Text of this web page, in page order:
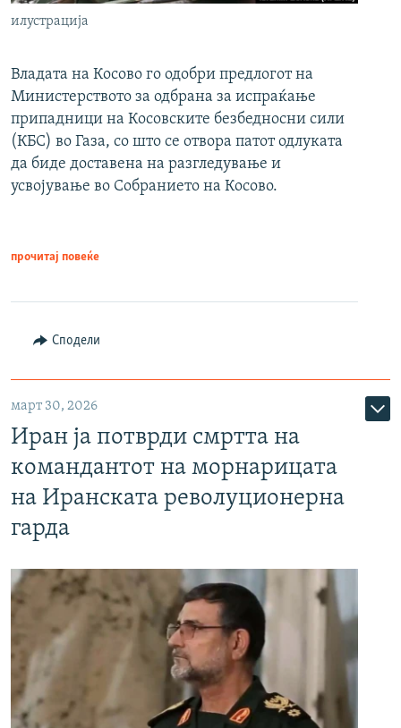
илустрација
Владата на Косово го одобри предлогот на
Министерството за одбрана за испраќање
припадници на Косовските безбедносни сили
(КБС) во Газа, со што се отвора патот одлуката
да биде доставена на разгледување и
усвојување во Собранието на Косово.
прочитај повеќе
Сподели
март 30, 2026
Иран ја потврди смртта на
командантот на морнарицата
на Иранската револуционерна
гарда